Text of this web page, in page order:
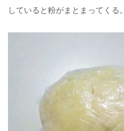
していると粉がまとまってくる。